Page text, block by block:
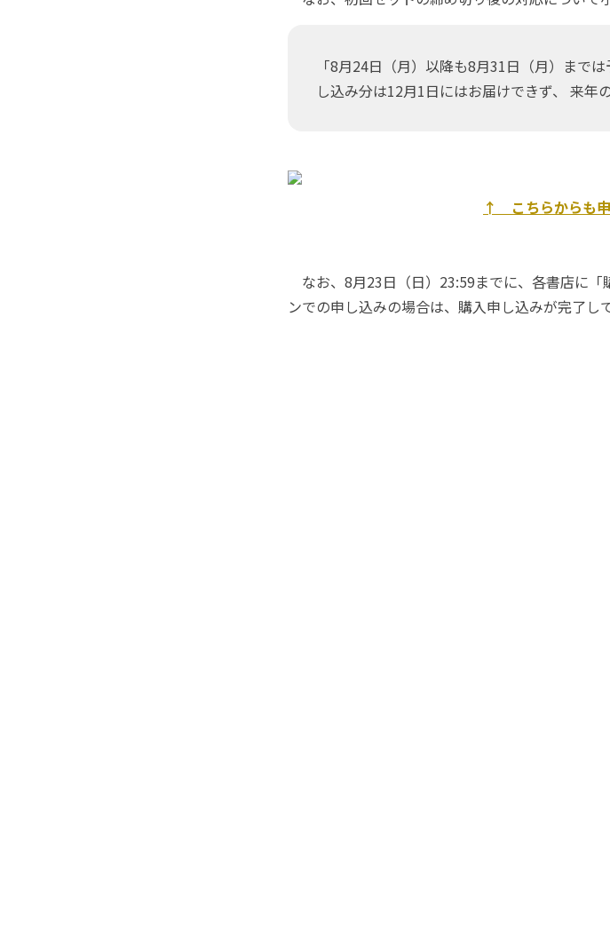
「8月24日（月）以降も8月31日（月）まで
し込み分は12月1日にはお届けできず、 来年
↑ こちらからも
なお、8月23日（日）23:59までに、各書店に
ンでの申し込みの場合は、購入申し込みが完了し